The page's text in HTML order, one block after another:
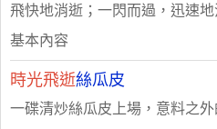
飛快地消逝；一閃而過，迅速地
基本內容
時光飛逝絲瓜皮
一碟清炒絲瓜皮上場，意料之